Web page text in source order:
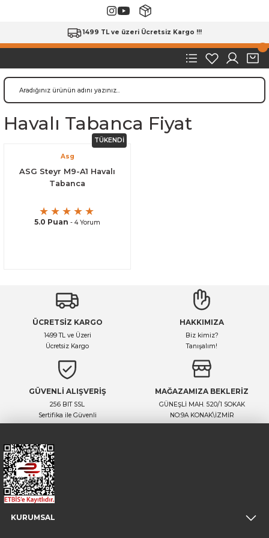
1499 TL ve üzeri Ücretsiz Kargo !!!
Havalı Tabanca Fiyat
TÜKENDİ
Asg
ASG Steyr M9-A1 Havalı
Tabanca
5.0 Puan - 4 Yorum
ÜCRETSİZ KARGO
1499 TL ve Üzeri
Ücretsiz Kargo
HAKKIMIZA
Biz kimiz?
Tanışalım!
GÜVENLİ ALIŞVERİŞ
256 BIT SSL
Sertifika ile Güvenli
MAĞAZAMIZA BEKLERİZ
GÜNEŞLİ MAH. 520/1 SOKAK
NO:9A KONAK\İZMİR
KURUMSAL